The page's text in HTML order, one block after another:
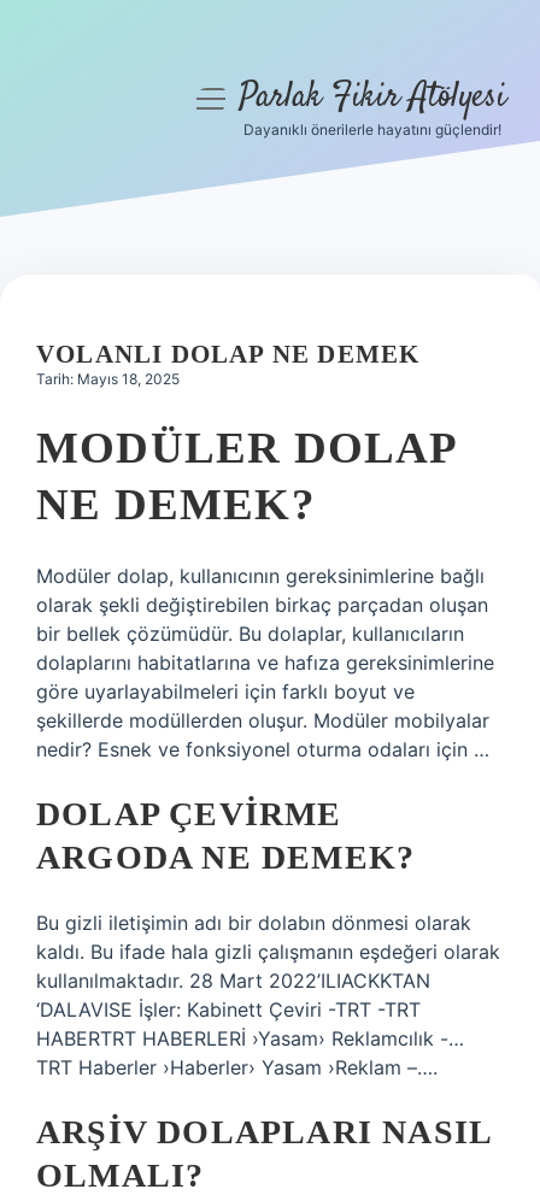
Hakkımızda
menüyüParlak Fikir Atölyesi
Dayanıklı önerilerle hayatını güçlendir!
VOLANLI DOLAP NE DEMEK
Tarih: Mayıs 18, 2025
MODÜLER DOLAP
NE DEMEK?
Modüler dolap, kullanıcının gereksinimlerine bağlı
olarak şekli değiştirebilen birkaç parçadan oluşan
bir bellek çözümüdür. Bu dolaplar, kullanıcıların
dolaplarını habitatlarına ve hafıza gereksinimlerine
göre uyarlayabilmeleri için farklı boyut ve
şekillerde modüllerden oluşur. Modüler mobilyalar
nedir? Esnek ve fonksiyonel oturma odaları için …
DOLAP ÇEVIRME
ARGODA NE DEMEK?
Bu gizli iletişimin adı bir dolabın dönmesi olarak
kaldı. Bu ifade hala gizli çalışmanın eşdeğeri olarak
kullanılmaktadır. 28 Mart 2022’ILIACKKTAN
‘DALAVISE İşler: Kabinett Çeviri -TRT -TRT
HABERTRT HABERLERİ ›Yasam› Reklamcılık -…
TRT Haberler ›Haberler› Yasam ›Reklam –….
ARŞIV DOLAPLARI NASIL
OLMALI?